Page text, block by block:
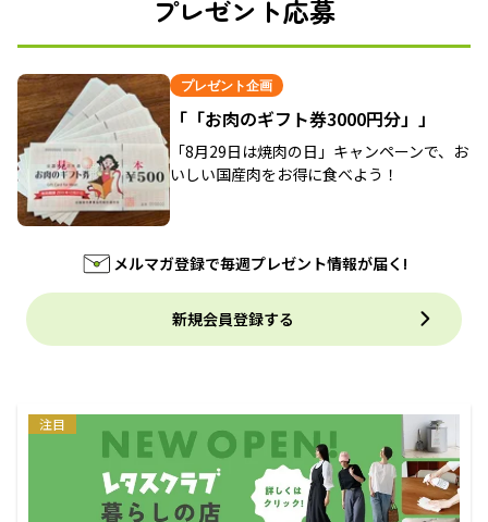
プレゼント応募
プレゼント企画
「「お肉のギフト券3000円分」」
「8月29日は焼肉の日」キャンペーンで、お
いしい国産肉をお得に食べよう！
メルマガ登録で毎週プレゼント情報が届く!
新規会員登録する
注目